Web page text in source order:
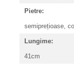
Pietre:
semiprețioase,
Lungime:
41cm